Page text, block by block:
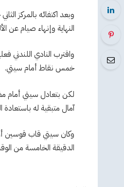
وبعد اكتفائه بالمركز
النهاية وإنهاء صيام
خمس نقاط أمام سيتي.
لكن بتعادل سيتي أمام
آمال متبقية له باستعادة
وكان سيتي قاب قوسين
الدقيقة الخامسة من